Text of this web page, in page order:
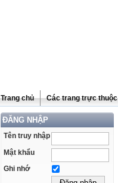
Trang chủ Các trang trực thuộc
ĐĂNG NHẬP
Tên truy nhập
Mật khẩu
Ghi nhớ